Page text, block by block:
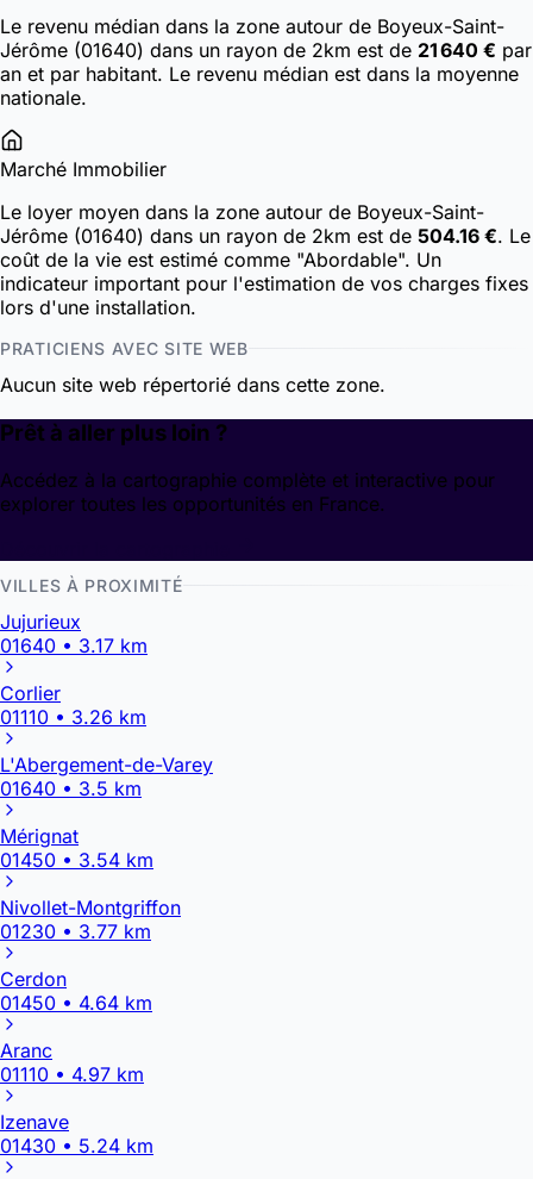
Le revenu médian dans la zone autour de Boyeux-Saint-
Jérôme (01640) dans un rayon de 2km est de 21 640 € par
an et par habitant. Le revenu médian est dans la moyenne
nationale.
Marché Immobilier
Le loyer moyen dans la zone autour de Boyeux-Saint-
Jérôme (01640) dans un rayon de 2km est de 504.16 €. Le
coût de la vie est estimé comme "Abordable". Un
indicateur important pour l'estimation de vos charges fixes
lors d'une installation.
PRATICIENS AVEC SITE WEB
Aucun site web répertorié dans cette zone.
Prêt à aller plus loin ?
Accédez à la cartographie complète et interactive pour
explorer toutes les opportunités en France.
VILLES À PROXIMITÉ
Jujurieux
01640 • 3.17 km
Corlier
01110 • 3.26 km
L'Abergement-de-Varey
01640 • 3.5 km
Mérignat
01450 • 3.54 km
Nivollet-Montgriffon
01230 • 3.77 km
Cerdon
01450 • 4.64 km
Aranc
01110 • 4.97 km
Izenave
01430 • 5.24 km